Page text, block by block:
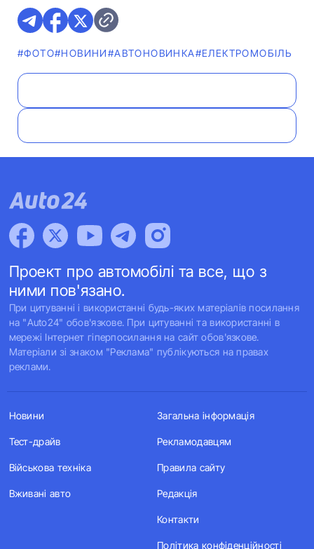
#ФОТО#НОВИНИ#АВТОНОВИНКА#ЕЛЕКТРОМОБІЛЬ
Проект про автомобілі та все, що з
ними пов'язано.
При цитуванні і використанні будь-яких матеріалів посилання
на "Auto24" обов'язкове. При цитуванні та використанні в
мережі Інтернет гіперпосилання на сайт обов'язкове.
Матеріали зі знаком "Реклама" публікуються на правах
реклами.
Новини
Тест-драйв
Військова техніка
Вживані авто
Загальна інформація
Рекламодавцям
Правила сайту
Редакція
Контакти
Політика конфіденційності